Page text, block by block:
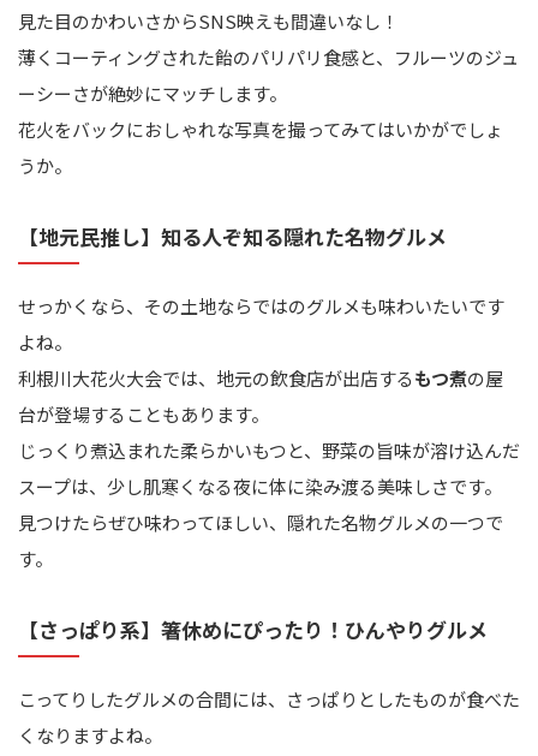
見た目のかわいさからSNS映えも間違いなし！
薄くコーティングされた飴のパリパリ食感と、フルーツのジュ
ーシーさが絶妙にマッチします。
花火をバックにおしゃれな写真を撮ってみてはいかがでしょ
うか。
【地元民推し】知る人ぞ知る隠れた名物グルメ
せっかくなら、その土地ならではのグルメも味わいたいです
よね。
利根川大花火大会では、地元の飲食店が出店するもつ煮の屋
台が登場することもあります。
じっくり煮込まれた柔らかいもつと、野菜の旨味が溶け込んだ
スープは、少し肌寒くなる夜に体に染み渡る美味しさです。
見つけたらぜひ味わってほしい、隠れた名物グルメの一つで
す。
【さっぱり系】箸休めにぴったり！ひんやりグルメ
こってりしたグルメの合間には、さっぱりとしたものが食べた
くなりますよね。